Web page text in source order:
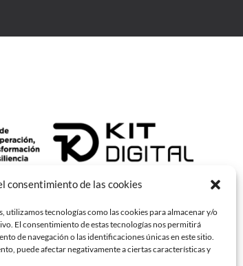
consentimiento de las cookies
utilizamos tecnologías como las cookies para almacenar y/o
El consentimiento de estas tecnologías nos permitirá
de navegación o las identificaciones únicas en este sitio.
puede afectar negativamente a ciertas características y